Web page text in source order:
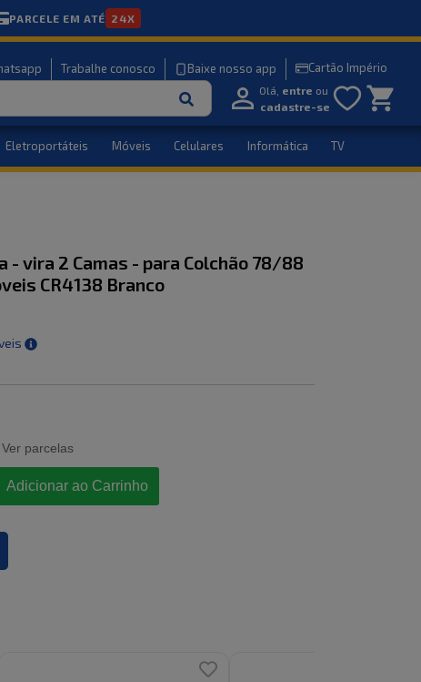
PARCELE EM ATÉ 24X
Trabalhe conosco Baixe nosso app Cartão Império
Olá, entre ou
cadastre-se
Eletroportáteis Móveis Celulares Informática TV
- vira 2 Camas - para Colchão 78/88
CR4138 Branco
Ver parcelas
Adicionar ao Carrinho